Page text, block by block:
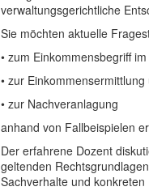
verwaltungsgerichtliche
Sie möchten aktuelle
• zum Einkommensbegriff
• zur
• zur Nachveranlagung
anhand von Fallbeispielen
Der erfahrene Dozent
geltenden
Sachverhalte und